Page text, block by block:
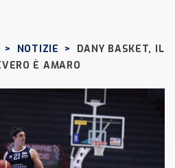
> NOTIZIE >
DANY BASKET, IL
È AMARO